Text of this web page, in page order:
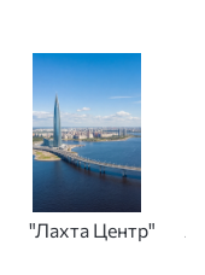
"Лахта Центр"